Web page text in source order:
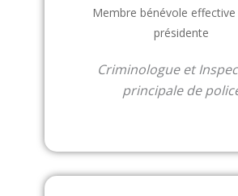
Membre bénévole effective
présidente
Criminologue et
principale de